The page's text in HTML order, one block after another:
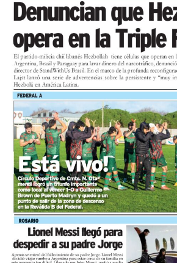
actual no es propicio para invertir, la
alta relevada en lo que va del año.
En cuanto a las utilidades, solo el
como buenas, mientras que el
malas y el 6,3% como pésimas.
Comparado con junio, el mes
positiva del 1,2%, una lectura de
por la estacionalidad del receso
modifica el diagnóstico de fondo.
mensualmente la actividad del
marplatense a través del DESE y
disposición de los actores públicos y
objetivo concreto: que las
económica estén informadas por la
que genera empleo formal, paga sus
sostiene la actividad comercial de